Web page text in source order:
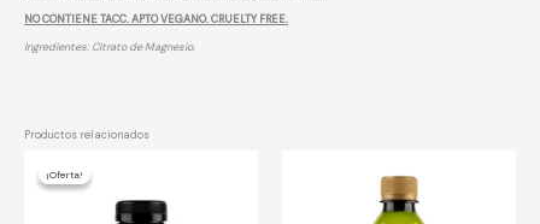
NO CONTIENE TACC. APTO VEGANO. CRUELTY FREE.
Ingredientes: Citrato de Magnesio.
Productos relacionados
¡Oferta!
¡Oferta!